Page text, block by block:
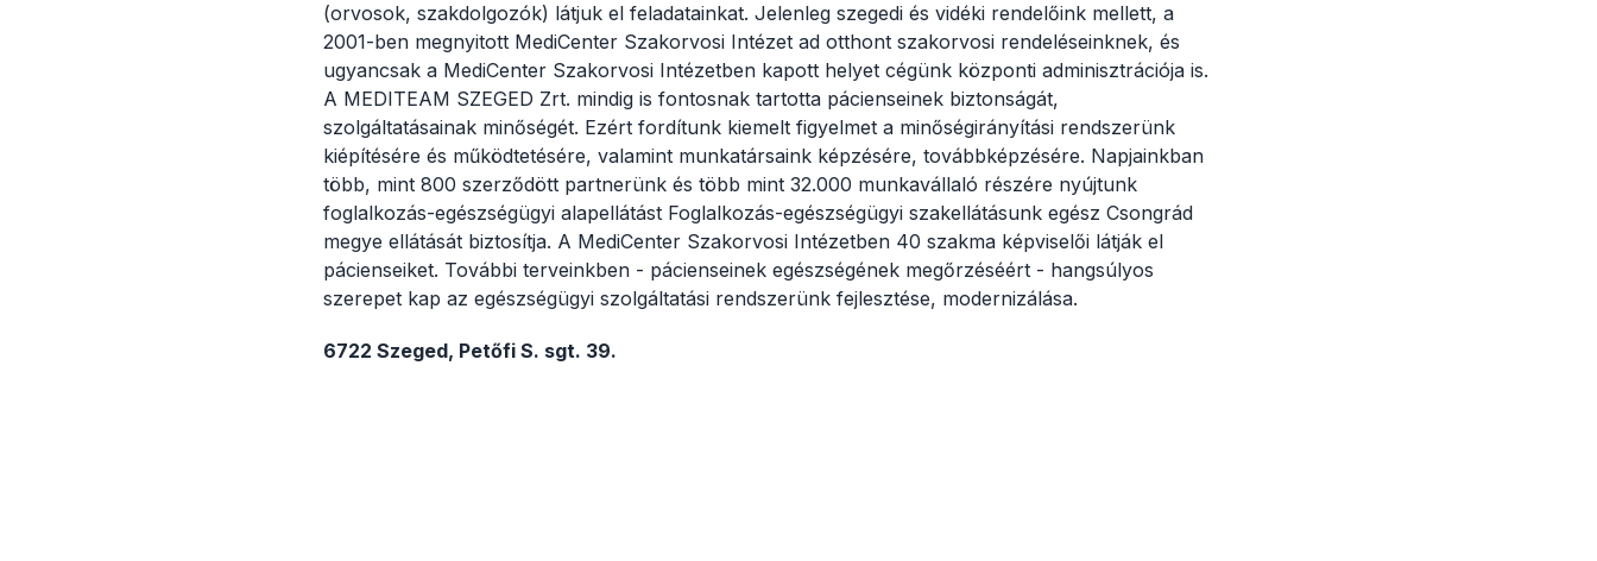
(orvosok, szakdolgozók) látjuk el feladatainkat. Jelenleg szegedi és vidéki rendelőink mellett, a
2001-ben megnyitott MediCenter Szakorvosi Intézet ad otthont szakorvosi rendeléseinknek, és
ugyancsak a MediCenter Szakorvosi Intézetben kapott helyet cégünk központi adminisztrációja is.
A MEDITEAM SZEGED Zrt. mindig is fontosnak tartotta pácienseinek biztonságát,
szolgáltatásainak minőségét. Ezért fordítunk kiemelt figyelmet a minőségirányítási rendszerünk
kiépítésére és működtetésére, valamint munkatársaink képzésére, továbbképzésére. Napjainkban
több, mint 800 szerződött partnerünk és több mint 32.000 munkavállaló részére nyújtunk
foglalkozás-egészségügyi alapellátást Foglalkozás-egészségügyi szakellátásunk egész Csongrád
megye ellátását biztosítja. A MediCenter Szakorvosi Intézetben 40 szakma képviselői látják el
pácienseiket. További terveinkben - pácienseinek egészségének megőrzéséért - hangsúlyos
szerepet kap az egészségügyi szolgáltatási rendszerünk fejlesztése, modernizálása.
6722 Szeged, Petőfi S. sgt. 39.